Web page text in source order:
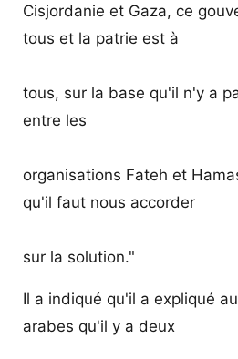
Cisjordanie et Gaza, ce
tous et la patrie est à
tous, sur la base qu'il n'y a
entre les
organisations Fateh et
qu'il faut nous accorder
sur la solution."
Il a indiqué qu'il a expliqué
arabes qu'il y a deux